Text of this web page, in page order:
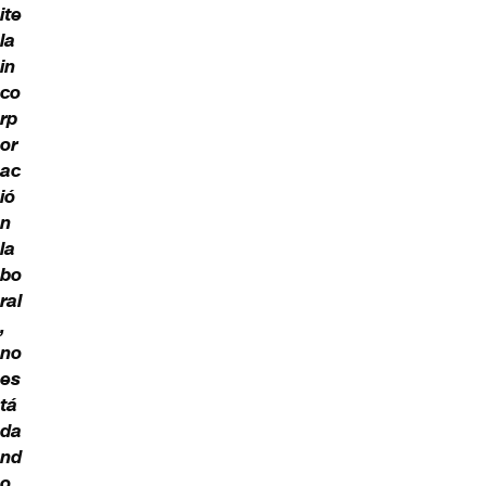
ite
la
in
co
rp
or
ac
ió
n
la
bo
ral
,
no
es
tá
da
nd